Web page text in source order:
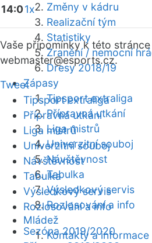
Změny v kádru
Realizační tým
Statistiky
Zranění / nemocní
Dresy 2018/19
Zápasy
Tipsport extraliga
Přípravná utkání
Liga mistrů
Univerzitní souboj
Návštěvnost
Tabulka
Výsledkový servis
Rozlosování a info
Mládež
Kontakty a informace
14:01x
Vaše připomínky k této
webmaster@esports.cz.
Tweet
Tipsport extraliga
Přípravná utkání
Liga mistrů
Univerzitní souboj
Návštěvnost
Tabulka
Výsledkový servis
Rozlosování a info
Sezóna 2019/2020